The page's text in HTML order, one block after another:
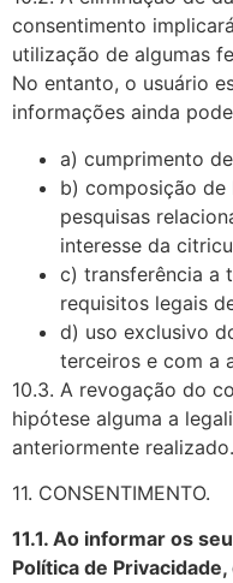
consentimento
utilização de algumas
No entanto, o usuário
informações ainda
a) cumprimento
b) composição de
pesquisas
interesse da
c) transferência a
requisitos legais
d) uso exclusivo
terceiros e com a
10.3. A revogação do
hipótese alguma a
anteriormente realizado.
11. CONSENTIMENTO.
11.1. Ao informar os
Política de